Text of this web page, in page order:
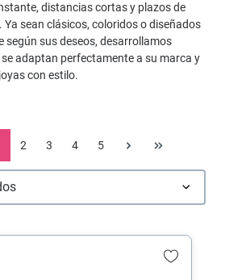
distancias cortas y plazos de
Ya sean clásicos, coloridos o diseñados
según sus deseos, desarrollamos
adaptan perfectamente a su marca y
con estilo.
2 3 4 5